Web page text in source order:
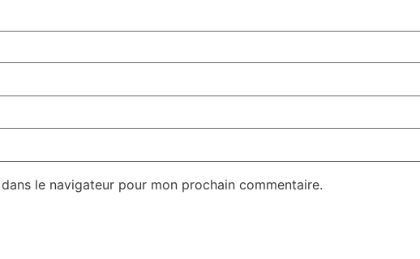
le navigateur pour mon prochain commentaire.